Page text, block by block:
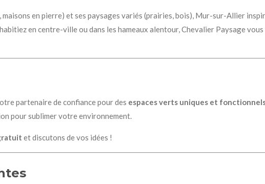
maisons en pierre) et ses paysages variés (prairies, bois), Mur-sur-Allier
en centre-ville ou dans les hameaux alentour, Chevalier Paysage
partenaire de confiance pour des espaces verts uniques et
pour sublimer votre environnement.
et discutons de vos idées !